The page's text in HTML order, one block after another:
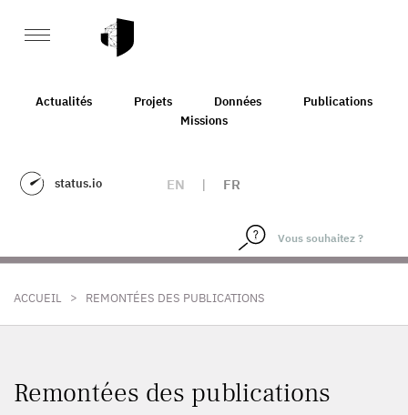
Actualités Projets Données
Publications
Missions
status.io EN | FR
ACCUEIL > REMONTÉES DES PUBLICATIONS
Remontées des publications